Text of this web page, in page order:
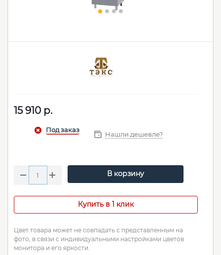
15 910 р.
Нашли дешевле?
В корзину
Купить в 1 клик
Цвет товара может не совпадать с представленным на
фото, в связи с индивидуальными настройками цветов
монитора и его яркости.